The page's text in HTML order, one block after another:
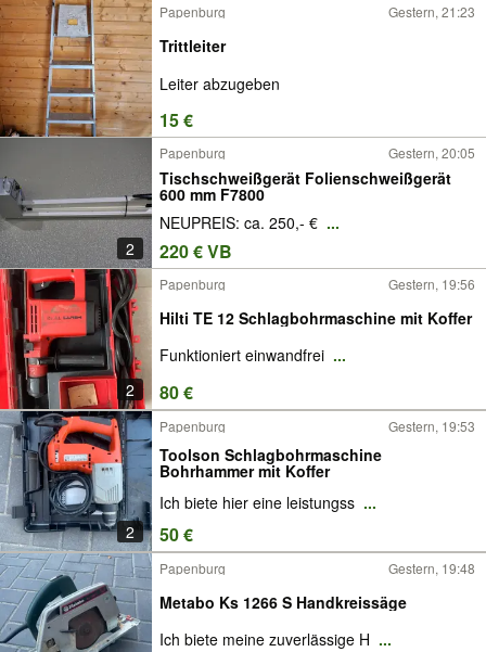
Papenburg Gestern, 21:23
Trittleiter
Leiter abzugeben
15 €
2
Papenburg Gestern, 20:05
Tischschweißgerät Folienschweißgerät
600 mm F7800
NEUPREIS: ca. 250,- € ...
220 € VB
2
Papenburg Gestern, 19:56
Hilti TE 12 Schlagbohrmaschine mit Koffer
Funktioniert einwandfrei ...
80 €
2
Papenburg Gestern, 19:53
Toolson Schlagbohrmaschine
Bohrhammer mit Koffer
Ich biete hier eine leistungss ...
50 €
Papenburg Gestern, 19:48
Metabo Ks 1266 S Handkreissäge
Ich biete meine zuverlässige H ...